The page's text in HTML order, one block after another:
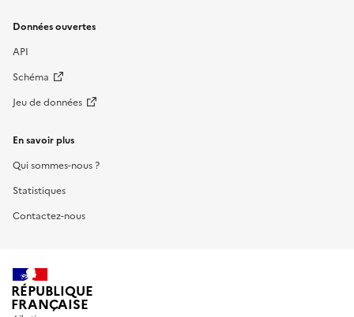
Données ouvertes
API
Schéma
Jeu de données
En savoir plus
Qui sommes-nous ?
Statistiques
Contactez-nous
RÉPUBLIQUE
FRANÇAISE